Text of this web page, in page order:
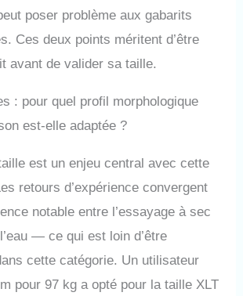
poser problème aux gabarits
Ces deux points méritent d’être
avant de valider sa taille.
: pour quel profil morphologique
est-elle adaptée ?
est un enjeu central avec cette
retours d’expérience convergent
notable entre l’essayage à sec
— ce qui est loin d’être
cette catégorie. Un utilisateur
pour 97 kg a opté pour la taille XLT